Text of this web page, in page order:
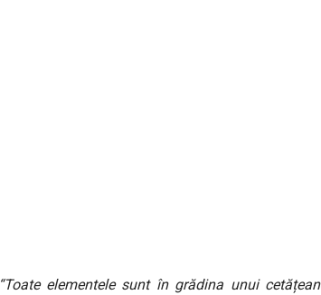
“Toate elementele sunt în grădina unui